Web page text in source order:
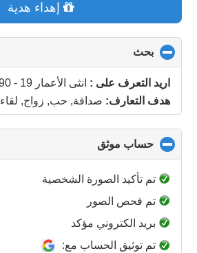
إهداء هدية
بحث
to
collapse
contents
اريد التعرف على : انثى الأعمار 19 - 90 عاما
هدف التعارف: صداقة, حب, زواج, لقاء
حساب موثق
to
collapse
contents
تم تأكيد الصورة الشخصية
تم فحص الصور
بريد الكتروني مؤكد
تم توثيق الحساب مع: